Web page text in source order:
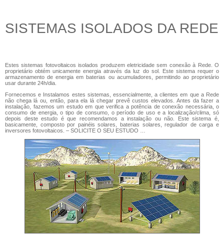
SISTEMAS ISOLADOS DA REDE
Estes sistemas fotovoltaicos isolados produzem eletricidade sem conexão à Rede. O
proprietário obtém unicamente energia através da luz do sol. Este sistema requer o
armazenamento de energia em baterias ou acumuladores, permitindo ao proprietário
usar durante 24h/dia.
Fornecemos e Instalamos estes sistemas, essencialmente, a clientes em que a Rede
não chega lá ou, então, para ela lá chegar prevê custos elevados. Antes da fazer a
instalação, fazemos um estudo em que verifica a potência de conexão necessária, o
consumo de energia, o tipo de consumo, o período de uso e a localização/clima, só
depois deste estudo é que recomendamos a instalação ou não. Este sistema é,
basicamente, composto por painéis solares, baterias solares, regulador de carga e
inversores fotovoltaicos. – SOLICITE O SEU ESTUDO …